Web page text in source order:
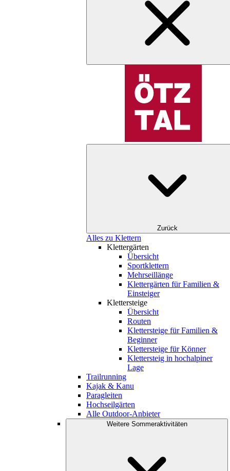
Zurück
Alles zu Klettern
Klettergärten
Übersicht
Sportklettern
Mehrseillänge
Klettergärten für Familien &
Einsteiger
Klettersteige
Übersicht
Routen
Klettersteige für Familien &
Beginner
Klettersteige für Könner
Klettersteig in hochalpiner
Lage
Trailrunning
Kajak & Kanu
Paragleiten
Hochseilgärten
Alle Outdoor-Anbieter
Weitere Sommeraktivitäten